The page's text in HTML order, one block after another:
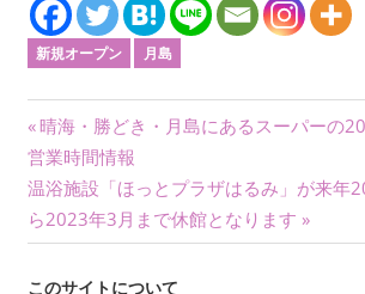
新規オープン 月島
投
稿
ナ
ビ
前
の
記
事:
晴海・勝どき・月島にあるスーパーの
営業時間情報
次
の
記
事:
温浴施設「ほっとプラザはるみ」が来年
ら2023年3月まで休館となります
このサイトについて